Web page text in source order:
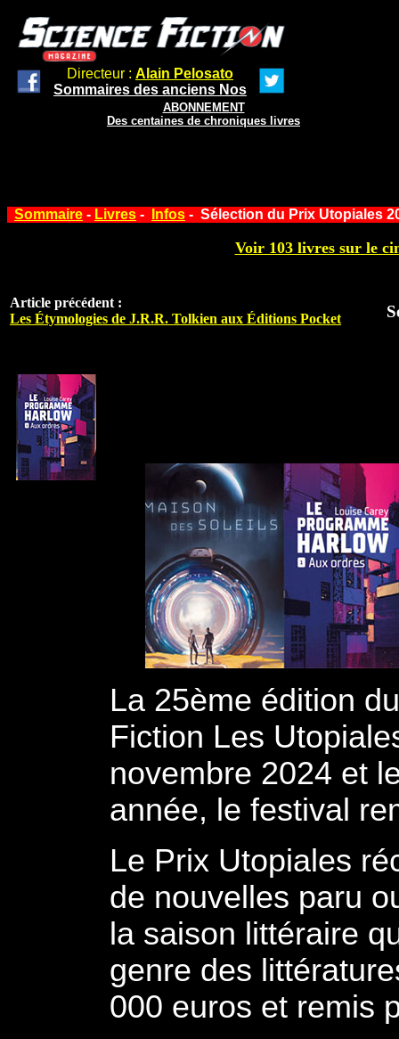
Directeur : Alain Pelosato
Sommaires des anciens Nos
ABONNEMENT
Des centaines de chroniques livres
Sommaire - Livres - Infos - Sélection du Prix Utopiales
Voir 103 livres sur le
Article précédent :
Les Étymologies de J.R.R. Tolkien aux Éditions Pocket
La 25ème édition
Fiction Les
novembre 2024 et
année, le festival
Le Prix Utopiales
de nouvelles paru
la saison littéraire
genre des
000 euros et remis